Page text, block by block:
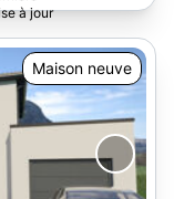
Maison neuve